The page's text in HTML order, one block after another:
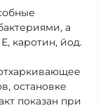
а
каротин, йод.
остановке
показан при